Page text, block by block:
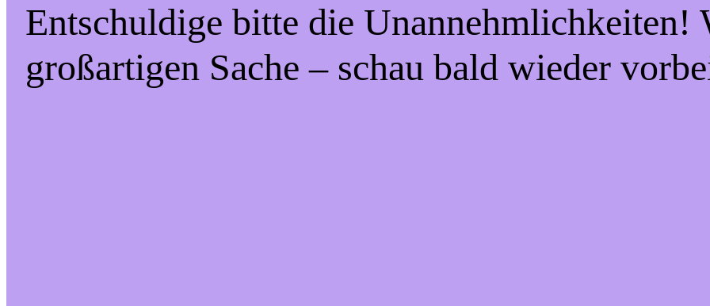
Entschuldige bitte die Unannehmlichkeiten!
großartigen Sache – schau bald wieder